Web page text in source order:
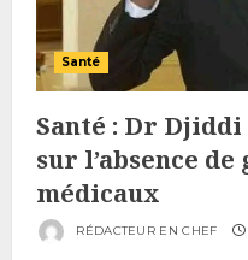
Santé
Santé : Dr
sur l’absence
médicaux
RÉDACTEUR EN CHEF